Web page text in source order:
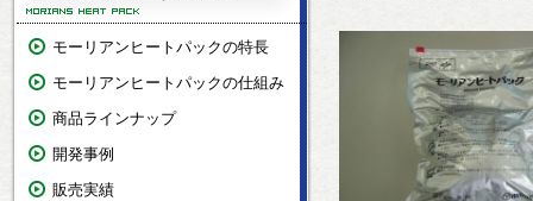
モーリアンヒートパックの特長
モーリアンヒートパックの仕組み
商品ラインナップ
開発事例
販売実績